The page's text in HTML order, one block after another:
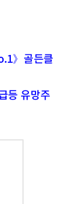
》골든클
등 유망주